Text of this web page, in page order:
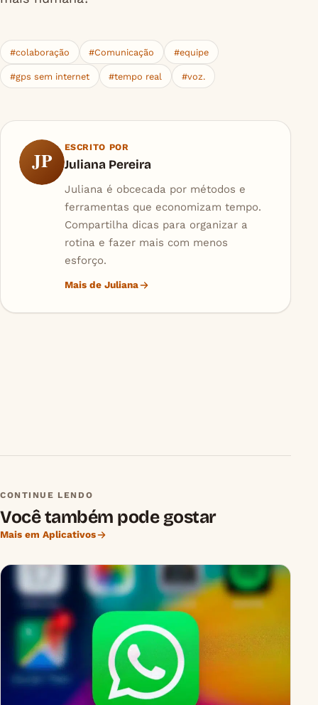
#colaboração #Comunicação #equipe
#gps sem internet #tempo real #voz.
JP
ESCRITO POR
Juliana Pereira
Juliana é obcecada por métodos e
ferramentas que economizam tempo.
Compartilha dicas para organizar a
rotina e fazer mais com menos
esforço.
Mais de Juliana
CONTINUE LENDO
Você também pode gostar
Mais em Aplicativos